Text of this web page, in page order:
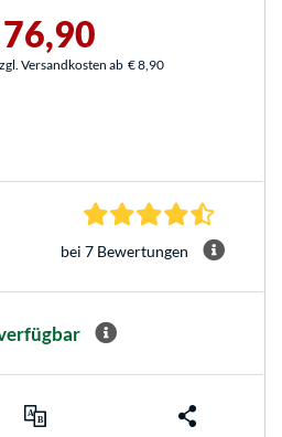
Versandkosten ab € 8,90
bei 7 Bewertungen